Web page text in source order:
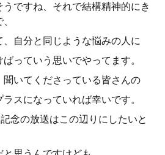
ですね、それで結構精神的にき
自分と同じような悩みの人に
っていう思いでやってます。
聞いてくださっている皆さんの
スになっていれば幸いです。
念の放送はこの辺りにしたいと